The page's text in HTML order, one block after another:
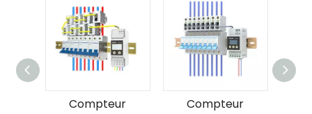
Compteur
Compteur